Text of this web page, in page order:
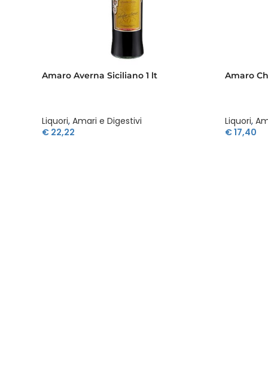
Amaro Averna Siciliano 1 lt
Liquori, Amari e Digestivi
€ 22,22
Amaro
Liquori,
€17,40